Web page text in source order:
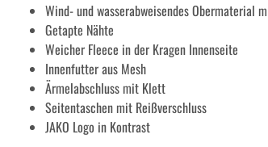
Wind- und wasserabweisendes Obermaterial
Getapte Nähte
Weicher Fleece in der Kragen Innenseite
Innenfutter aus Mesh
Ärmelabschluss mit Klett
Seitentaschen mit Reißverschluss
JAKO Logo in Kontrast